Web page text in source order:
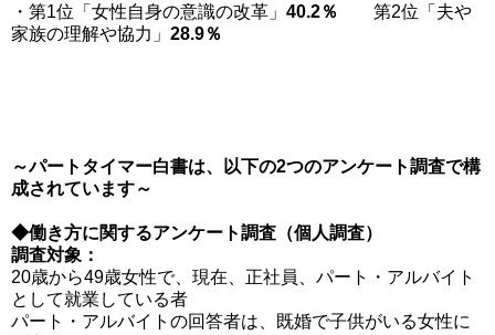
・第1位「女性自身の意識の改革」 40.2％
第2位「夫や
家族の理解や協力」 28.9％
～パートタイマー白書は、以下の2つのアンケート調査で構
成されています～
◆働き方に関するアンケート調査（個人調査）
調査対象：
20歳から49歳女性で、現在、正社員、パート・アルバイト
として就業している者
パート・アルバイトの回答者は、既婚で子供がいる女性に